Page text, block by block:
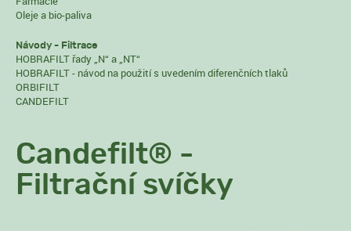
Oleje a bio-paliva
Návody - Filtrace
HOBRAFILT řady „N“ a „NT“
HOBRAFILT - návod na použití s uvedením diferenčních tlaků
ORBIFILT
CANDEFILT
Candefilt® -
Filtrační svíčky